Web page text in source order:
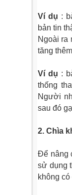
Ví dụ :
bản tin
Ngoài ra
tăng
Ví dụ :
thống
Người
sau đó
2. Chìa
Để nâng
sử dụng
không